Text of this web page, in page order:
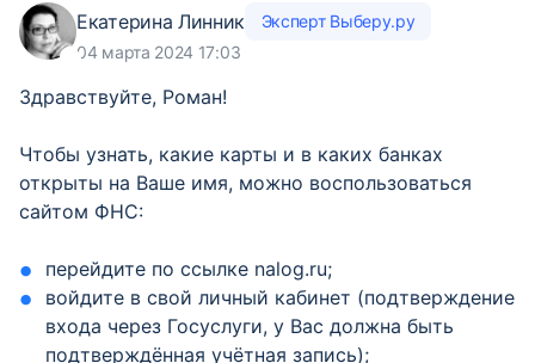
Екатерина Линник
Эксперт Выберу.ру
04 марта 2024 17:03
Здравствуйте, Роман!
Чтобы узнать, какие карты и в каких банках
открыты на Ваше имя, можно воспользоваться
сайтом ФНС:
перейдите по ссылке nalog.ru;
войдите в свой личный кабинет (подтверждение
входа через Госуслуги, у Вас должна быть
подтверждённая учётная запись);